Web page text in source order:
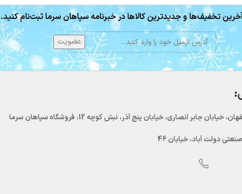
آخرین تخفیف‌ها و جدیدترین کالاها در خبرنامه سپاهان سرما ثبت‌نام کنید.
جابر انصاری، خیابان پنج آذر، نبش کوچه 12، فروشگاه سپاهان سرما
دولت آباد، خیابان 46